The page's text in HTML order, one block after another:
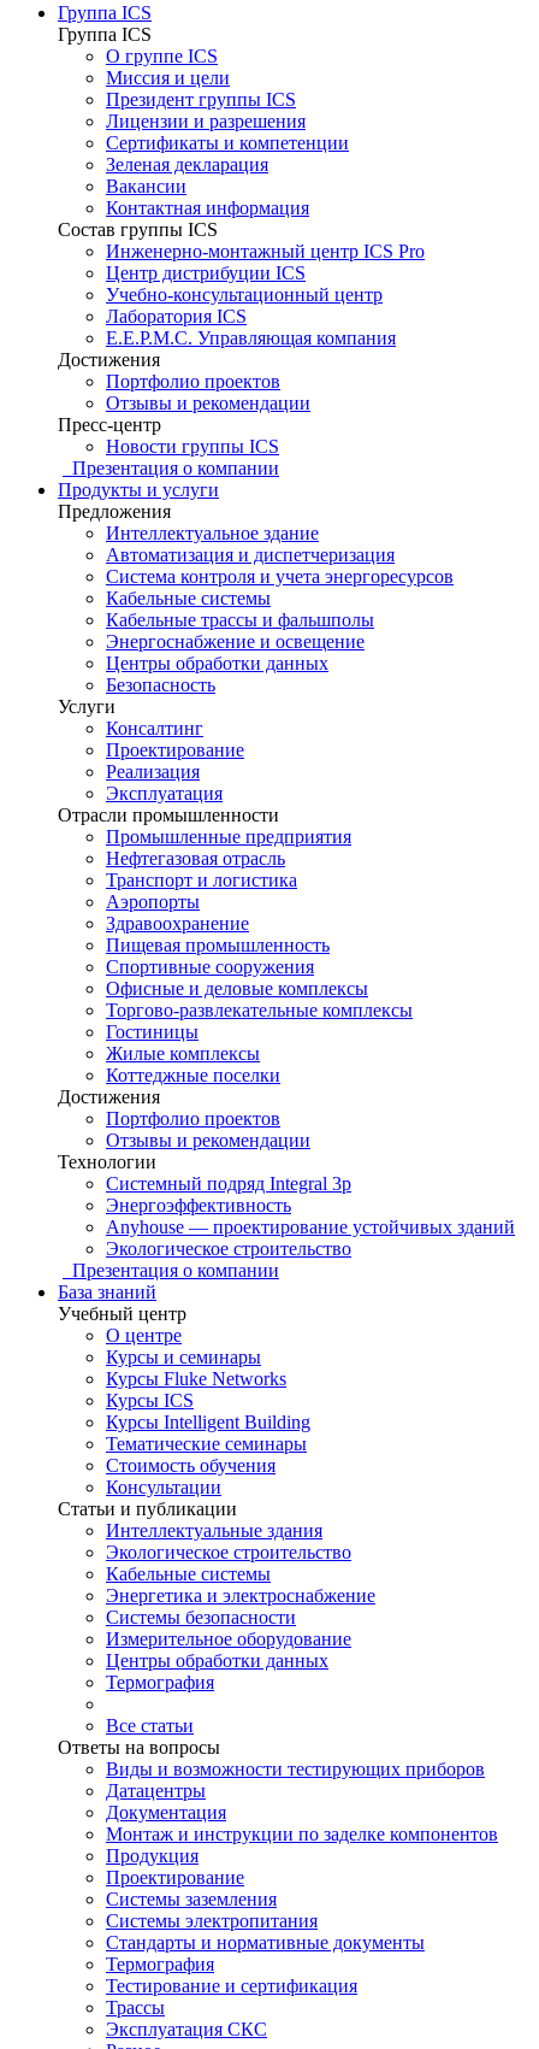
Группа ICS
Группа ICS
О группе ICS
Миссия и цели
Президент группы ICS
Лицензии и разрешения
Сертификаты и компетенции
Зеленая декларация
Вакансии
Контактная информация
Состав группы ICS
Инженерно-монтажный центр ICS Pro
Центр дистрибуции ICS
Учебно-консультационный центр
Лаборатория ICS
E.E.P.M.C. Управляющая компания
Достижения
Портфолио проектов
Отзывы и рекомендации
Пресс-центр
Новости группы ICS
Презентация о компании
Продукты и услуги
Предложения
Интеллектуальное здание
Автоматизация и диспетчеризация
Система контроля и учета энергоресурсов
Кабельные системы
Кабельные трассы и фальшполы
Энергоснабжение и освещение
Центры обработки данных
Безопасность
Услуги
Консалтинг
Проектирование
Реализация
Эксплуатация
Отрасли промышленности
Промышленные предприятия
Нефтегазовая отрасль
Транспорт и логистика
Аэропорты
Здравоохранение
Пищевая промышленность
Спортивные сооружения
Офисные и деловые комплексы
Торгово-развлекательные комплексы
Гостиницы
Жилые комплексы
Коттеджные поселки
Достижения
Портфолио проектов
Отзывы и рекомендации
Технологии
Системный подряд Integral 3p
Энергоэффективность
Anyhouse — проектирование устойчивых зданий
Экологическое строительство
Презентация о компании
База знаний
Учебный центр
О центре
Курсы и семинары
Курсы Fluke Networks
Курсы ICS
Курсы Intelligent Building
Тематические семинары
Стоимость обучения
Консультации
Статьи и публикации
Интеллектуальные здания
Экологическое строительство
Кабельные системы
Энергетика и электроснабжение
Системы безопасности
Измерительное оборудование
Центры обработки данных
Термография
Все статьи
Ответы на вопросы
Виды и возможности тестирующих приборов
Датацентры
Документация
Монтаж и инструкции по заделке компонентов
Продукция
Проектирование
Системы заземления
Системы электропитания
Стандарты и нормативные документы
Термография
Тестирование и сертификация
Трассы
Эксплуатация СКС